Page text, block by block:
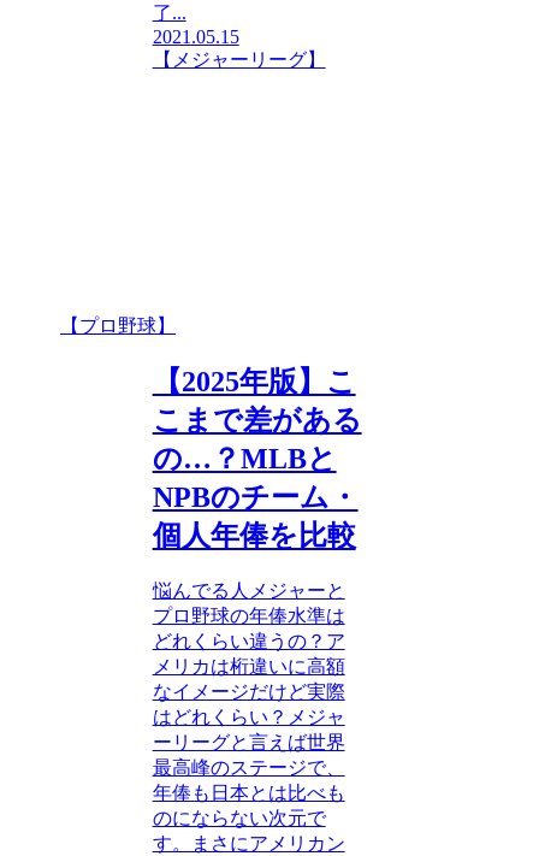
了...
2021.05.15
【メジャーリーグ】
【プロ野球】
【2025年版】こ
こまで差がある
の…？MLBと
NPBのチーム・
個人年俸を比較
悩んでる人メジャーと
プロ野球の年俸水準は
どれくらい違うの？ア
メリカは桁違いに高額
なイメージだけど実際
はどれくらい？メジャ
ーリーグと言えば世界
最高峰のステージで、
年俸も日本とは比べも
のにならない次元で
す。まさにアメリカン